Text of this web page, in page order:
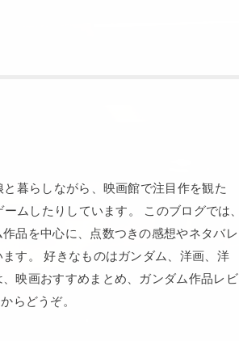
暮らしながら、映画館で注目作を観た
ムしたりしています。 このブログでは、
品を中心に、点数つきの感想やネタバレ
す。 好きなものはガンダム、洋画、洋
映画おすすめまとめ、ガンダム作品レビ
らどうぞ。